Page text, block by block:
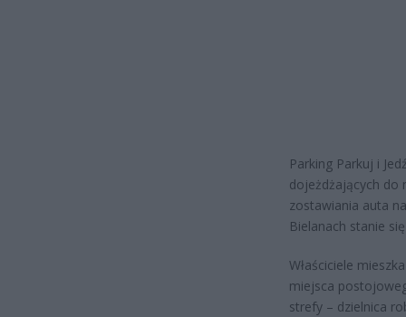
Parking Parkuj i
dojeżdżających do
zostawiania auta
Bielanach stanie
Właściciele
miejsca
strefy – dzielnica